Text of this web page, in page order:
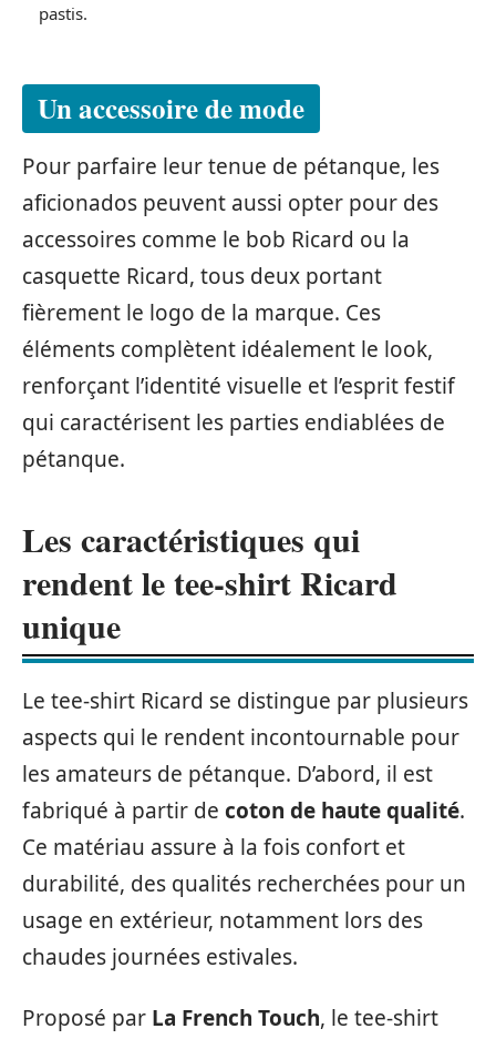
pastis.
Un accessoire de mode
Pour parfaire leur tenue de pétanque, les
aficionados peuvent aussi opter pour des
accessoires comme le bob Ricard ou la
casquette Ricard, tous deux portant
fièrement le logo de la marque. Ces
éléments complètent idéalement le look,
renforçant l’identité visuelle et l’esprit festif
qui caractérisent les parties endiablées de
pétanque.
Les caractéristiques qui
rendent le tee-shirt Ricard
unique
Le tee-shirt Ricard se distingue par plusieurs
aspects qui le rendent incontournable pour
les amateurs de pétanque. D’abord, il est
fabriqué à partir de coton de haute qualité.
Ce matériau assure à la fois confort et
durabilité, des qualités recherchées pour un
usage en extérieur, notamment lors des
chaudes journées estivales.
Proposé par La French Touch, le tee-shirt